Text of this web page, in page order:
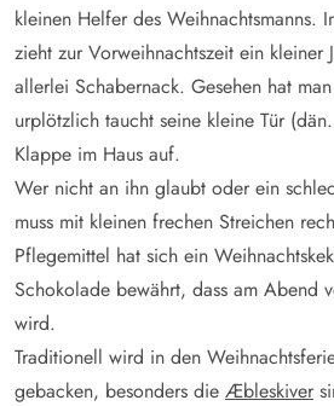
kleinen Helfer des Weihnachtsmanns.
zieht zur Vorweihnachtszeit ein kleiner
allerlei Schabernack. Gesehen hat
urplötzlich taucht seine kleine Tür (dän.
Klappe im Haus auf.
Wer nicht an ihn glaubt oder ein
muss mit kleinen frechen Streichen
Pflegemittel hat sich ein
Schokolade bewährt, dass am Abend
wird.
Traditionell wird in den
gebacken, besonders die Æbleskiver